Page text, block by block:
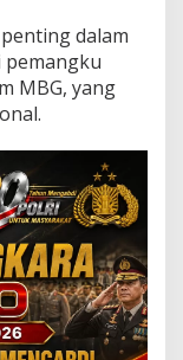
dalam
pemangku
MBG, yang